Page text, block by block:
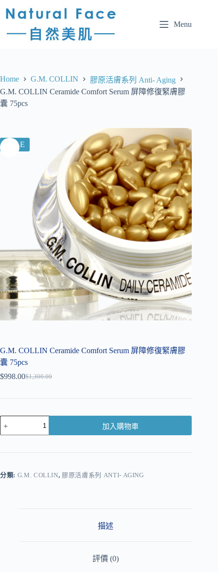
Menu
Home G.M. COLLIN
膠原活膚系列 Anti- Aging
G.M. COLLIN Ceramide Comfort Serum 屏障修復緊膚膠
囊 75pcs
SALE
G.M. COLLIN Ceramide Comfort Serum 屏障修復緊膚膠
囊 75pcs
$1,300.00
$998.00
加入購物車
r
分類: G.M. COLLIN, 膠原活膚系列 ANTI- AGING
描述
評價 (0)